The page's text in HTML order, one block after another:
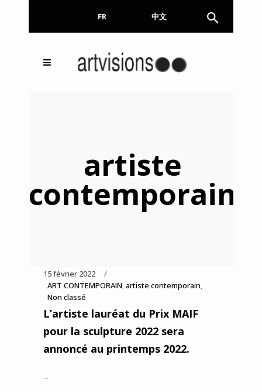
FR 中文
artiste
contemporain
15 février 2022
ART CONTEMPORAIN,artiste contemporain,
Non classé
L’artiste lauréat du Prix MAIF
pour la sculpture 2022 sera
annoncé au printemps 2022.
...
Inscrivez-vous à notre
En continuant, vous acceptez de nous communiquer
votre adresse email pour l’envoi de la Newsletter. En
aucun cas elle ne sera transmise à un tiers.